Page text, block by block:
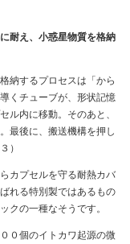
耐え、小惑星物質を格納
納するプロセスは「から
くチューブが、形状記憶
ル内に移動。そのあと、
最後に、搬送機構を押し
）
カプセルを守る耐熱カバ
れる特別製ではあるもの
クの一種なそうです。
０個のイトカワ起源の微